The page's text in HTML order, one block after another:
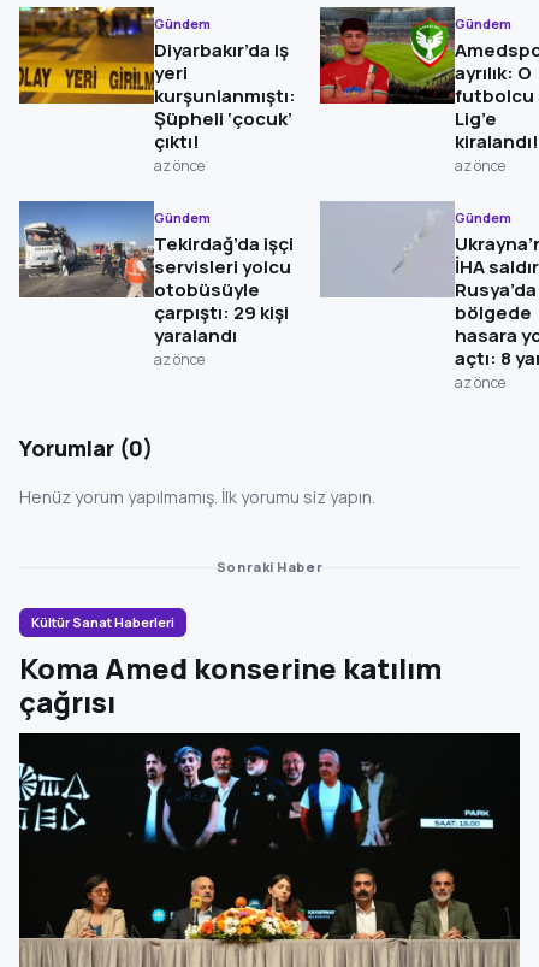
Gündem
Diyarbakır’da iş
yeri
kurşunlanmıştı:
Şüpheli ‘çocuk’
çıktı!
az önce
Gündem
ayrılık: O
futbolcu
Lig’e
kiralandı!
az önce
Gündem
Tekirdağ’da işçi
servisleri yolcu
otobüsüyle
çarpıştı: 29 kişi
yaralandı
az önce
Gündem
İHA
bölgede
hasara
açtı: 8
az önce
Yorumlar (0)
Henüz yorum yapılmamış. İlk yorumu siz yapın.
Sonraki Haber
Kültür Sanat Haberleri
Koma Amed konserine katılım
çağrısı